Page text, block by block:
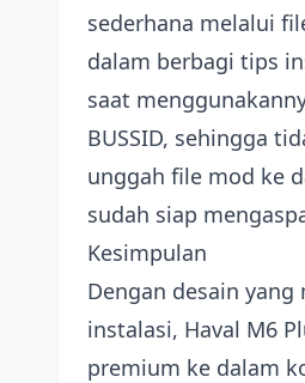
sederhana melalui
dalam berbagi tips
saat
BUSSID, sehingga
unggah file mod ke
sudah siap
Kesimpulan
Dengan desain
instalasi, Haval M6
premium ke dalam